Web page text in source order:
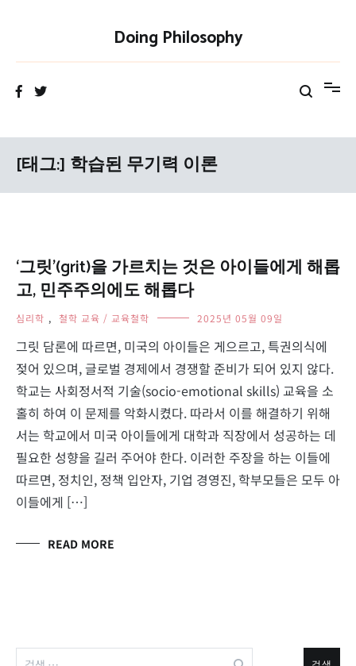
Doing Philosophy
[태그:] 학습된 무기력 이론
‘그릿’(grit)을 가르치는 것은 아이들에게 해롭
고, 민주주의에도 해롭다
심리학 , 철학 교육 / 교육철학 2025년 05월 09일
그릿 담론에 따르면, 미국의 아이들은 게으르고, 특권의식에
젖어 있으며, 글로벌 경제에서 경쟁할 준비가 되어 있지 않다.
학교는 사회정서적 기술(socio-emotional skills) 교육을 소
홀히 하여 이 문제를 악화시켰다. 따라서 이를 해결하기 위해
서는 학교에서 미국 아이들에게 대학과 직장에서 성공하는 데
필요한 성향을 길러 주어야 한다. 이러한 주장을 하는 이들에
따르면, 정치인, 정책 입안자, 기업 경영진, 학부모들은 모두 아
이들에게 […]
READ MORE
검